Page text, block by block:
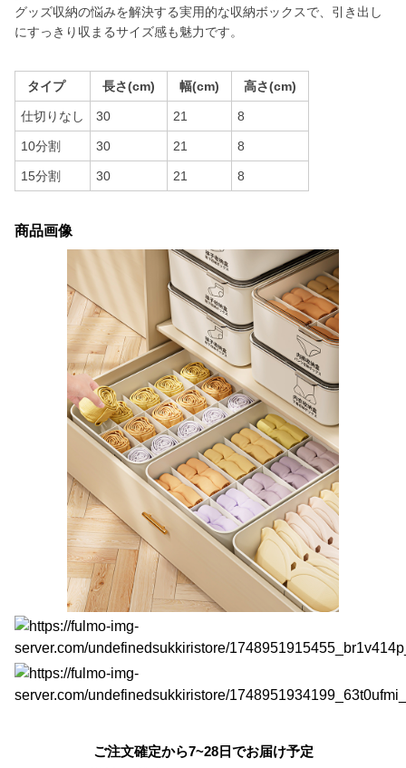
グッズ収納の悩みを解決する実用的な収納ボックスで、引き出し
にすっきり収まるサイズ感も魅力です。
タイプ 長さ(cm) 幅(cm) 高さ(cm)
仕切りなし 30 21 8
10分割 30 21 8
15分割 30 21 8
商品画像
ご注文確定から7~28日でお届け予定